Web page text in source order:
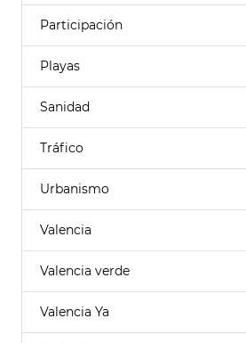
Participación
Playas
Sanidad
Tráfico
Urbanismo
Valencia
Valencia verde
Valencia Ya